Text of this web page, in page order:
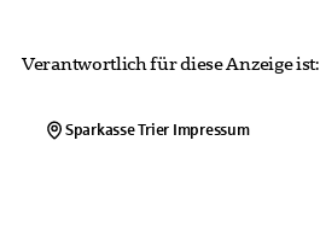
Verantwortlich für diese Anzeige ist:
Sparkasse Trier Impressum